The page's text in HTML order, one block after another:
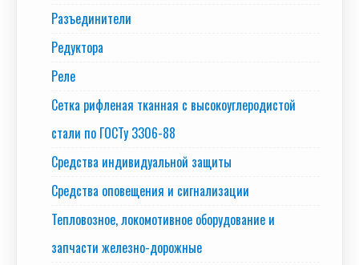
Разъединители
Редуктора
Реле
Сетка рифленая тканная с высокоуглеродистой
стали по ГОСТу 3306-88
Средства индивидуальной защиты
Средства оповещения и сигнализации
Тепловозное, локомотивное оборудование и
запчасти железно-дорожные